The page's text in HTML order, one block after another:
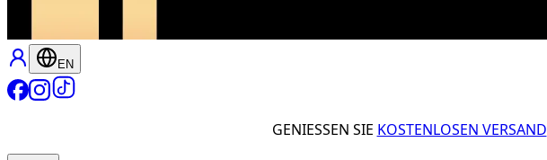
EN
GENIESSEN SIE KOSTENLOSEN VERSAND